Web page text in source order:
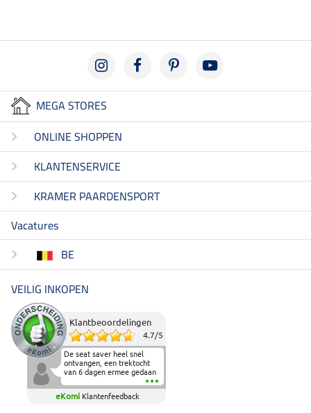
MEGA STORES
ONLINE SHOPPEN
KLANTENSERVICE
KRAMER PAARDENSPORT
Vacatures
BE
VEILIG INKOPEN
Klantbeoordelingen
4.7/5
De seat saver heel snel
ontvangen, een trektocht
van 6 dagen ermee gedaan
en deze heeft de beproeving
fantastisch doorstaan.
Heerlijk zacht om op te
eKomi Klantenfeedback